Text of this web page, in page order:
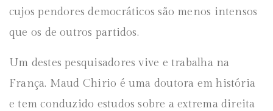
cujos pendores democráticos são menos intensos
que os de outros partidos.
Um destes pesquisadores vive e trabalha na
França. Maud Chirio é uma doutora em história
e tem conduzido estudos sobre a extrema direita